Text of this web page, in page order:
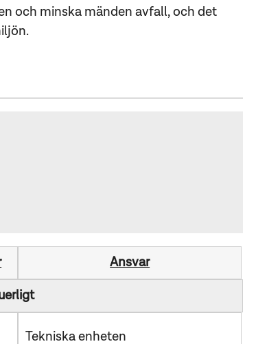
och minska mänden avfall, och det
Ansvar
Tekniska enheten